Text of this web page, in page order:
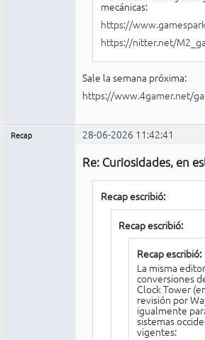
mecánicas:
https://
https://nitter.net/
Sale la semana próxima:
https://www.4gamer.net/
Recap 28-06-2026 11:42:41
Re: Curiosidades, en
Recap escribió:
Recap escribió:
Recap escribió:
La misma
conversiones
Clock Tower
revisión por
igualmente
sistemas
vigentes: